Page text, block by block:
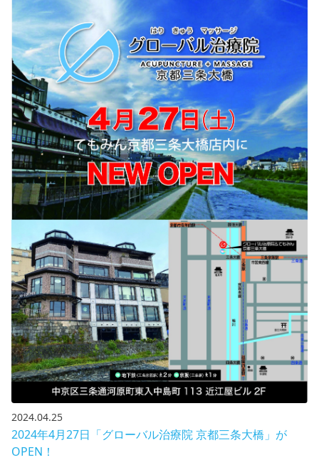
2024.04.25
2024年4月27日「グローバル治療院 京都三条大橋」が
OPEN！